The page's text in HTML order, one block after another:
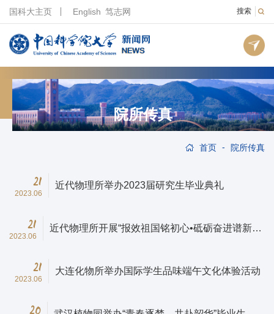
搜索
国科大主页 English 笃志网
院所传真
首页 - 院所传真
21
2023.06
近代物理所举办2023届研究生毕业典礼
21
2023.06
近代物理所开展“报效祖国铭初心•砥砺奋进谱新
21
2023.06
大连化物所举办国际学生品味端午文化体验活动
20